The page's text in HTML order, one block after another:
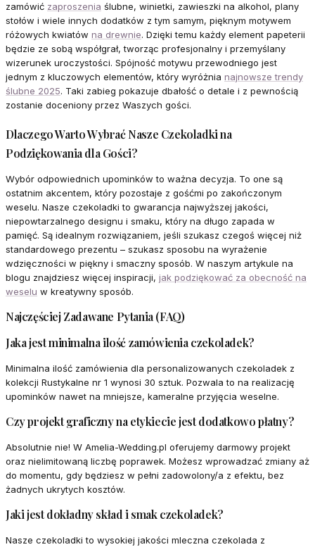
zamówić zaproszenia ślubne, winietki, zawieszki na alkohol, plany
stołów i wiele innych dodatków z tym samym, pięknym motywem
różowych kwiatów na drewnie. Dzięki temu każdy element papeterii
będzie ze sobą współgrał, tworząc profesjonalny i przemyślany
wizerunek uroczystości. Spójność motywu przewodniego jest
jednym z kluczowych elementów, który wyróżnia najnowsze trendy
ślubne 2025. Taki zabieg pokazuje dbałość o detale i z pewnością
zostanie doceniony przez Waszych gości.
Dlaczego Warto Wybrać Nasze Czekoladki na
Podziękowania dla Gości?
Wybór odpowiednich upominków to ważna decyzja. To one są
ostatnim akcentem, który pozostaje z gośćmi po zakończonym
weselu. Nasze czekoladki to gwarancja najwyższej jakości,
niepowtarzalnego designu i smaku, który na długo zapada w
pamięć. Są idealnym rozwiązaniem, jeśli szukasz czegoś więcej niż
standardowego prezentu – szukasz sposobu na wyrażenie
wdzięczności w piękny i smaczny sposób. W naszym artykule na
blogu znajdziesz więcej inspiracji, jak podziękować za obecność na
weselu w kreatywny sposób.
Najczęściej Zadawane Pytania (FAQ)
Jaka jest minimalna ilość zamówienia czekoladek?
Minimalna ilość zamówienia dla personalizowanych czekoladek z
kolekcji Rustykalne nr 1 wynosi 30 sztuk. Pozwala to na realizację
upominków nawet na mniejsze, kameralne przyjęcia weselne.
Czy projekt graficzny na etykiecie jest dodatkowo płatny?
Absolutnie nie! W Amelia-Wedding.pl oferujemy darmowy projekt
oraz nielimitowaną liczbę poprawek. Możesz wprowadzać zmiany aż
do momentu, gdy będziesz w pełni zadowolony/a z efektu, bez
żadnych ukrytych kosztów.
Jaki jest dokładny skład i smak czekoladek?
Nasze czekoladki to wysokiej jakości mleczna czekolada z